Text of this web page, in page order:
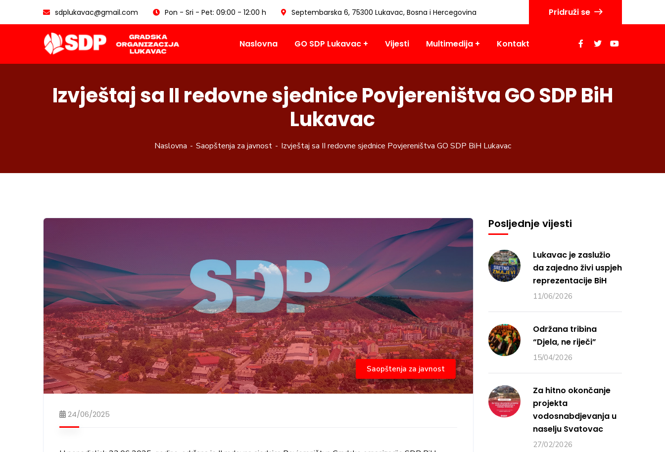
sdplukavac@gmail.com Pon - Sri - Pet: 09:00 - 12:00 h Septembarska 6, 75300 Lukavac, Bosna i Hercegovina Pridruži se
Naslovna GO SDP Lukavac Vijesti Multimedija Kontakt
Izvještaj sa II redovne sjednice Povjereništva GO SDP BiH
Lukavac
Naslovna Saopštenja za javnost Izvještaj sa II redovne sjednice Povjereništva GO SDP BiH Lukavac
Saopštenja za javnost
24/06/2025
Posljednje vijesti
Lukavac je zaslužio
da zajedno živi uspjeh
reprezentacije BiH
11/06/2026
Održana tribina
“Djela, ne riječi”
15/04/2026
Za hitno okončanje
projekta
vodosnabdjevanja u
naselju Svatovac
27/02/2026